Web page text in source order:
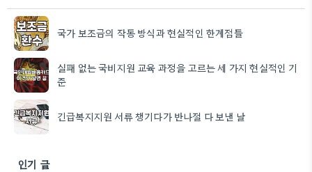
국가 보조금의 작동 방식과 현실적인 한계점들
실패 없는 국비지원 교육 과정을 고르는 세 가지 현실적인 기
준
긴급복지지원 서류 챙기다가 반나절 다 보낸 날
인기 글